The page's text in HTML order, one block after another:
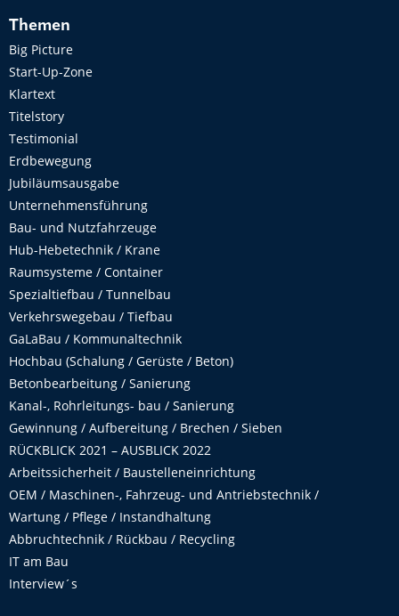
Themen
Big Picture
Start-Up-Zone
Klartext
Titelstory
Testimonial
Erdbewegung
Jubiläumsausgabe
Unternehmensführung
Bau- und Nutzfahrzeuge
Hub-Hebetechnik / Krane
Raumsysteme / Container
Spezialtiefbau / Tunnelbau
Verkehrswegebau / Tiefbau
GaLaBau / Kommunaltechnik
Hochbau (Schalung / Gerüste / Beton)
Betonbearbeitung / Sanierung
Kanal-, Rohrleitungs- bau / Sanierung
Gewinnung / Aufbereitung / Brechen / Sieben
RÜCKBLICK 2021 – AUSBLICK 2022
Arbeitssicherheit / Baustelleneinrichtung
OEM / Maschinen-, Fahrzeug- und Antriebstechnik /
Wartung / Pflege / Instandhaltung
Abbruchtechnik / Rückbau / Recycling
IT am Bau
Interview´s